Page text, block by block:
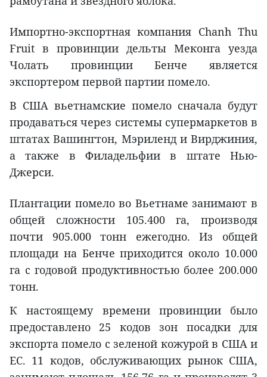
Импортно-экспортная компания Chanh Thu
Fruit в провинции дельты Меконга уезда
Чолать провинции Бенче является
экспортером первой партии помело.
В США вьетнамские помело сначала будут
продаваться через системы супермаркетов в
штатах Вашингтон, Мэриленд и Вирджиния,
а также в Филадельфии в штате Нью-
Джерси.
Плантации помело во Вьетнаме занимают в
общей сложности 105.400 га, производя
почти 905.000 тонн ежегодно. Из общей
площади на Бенче приходится около 10.000
га с годовой продуктивностью более 200.000
тонн.
К настоящему времени провинции было
предоставлено 25 кодов зон посадки для
экспорта помело с зеленой кожурой в США и
ЕС. 11 кодов, обслуживающих рынок США,